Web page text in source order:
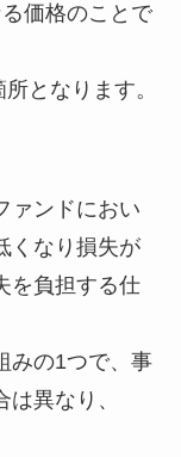
価格のことで
となります。
ァンドにおい
くなり損失が
を負担する仕
みの1つで、事
異なり、